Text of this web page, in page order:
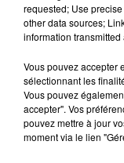
des
réduit ce
Publié : 27 mars
requested; Use
other data sources;
information transmitted
Vous pouvez accepter
sélectionnant les
Vous pouvez
accepter". Vos
pouvez mettre à jour
moment via le lien